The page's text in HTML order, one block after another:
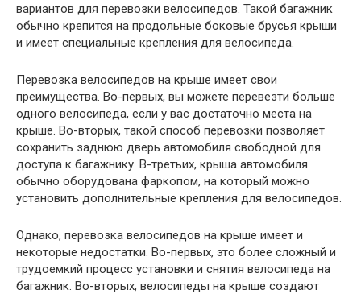
вариантов для перевозки велосипедов. Такой багажник
обычно крепится на продольные боковые брусья крыши
и имеет специальные крепления для велосипеда.
Перевозка велосипедов на крыше имеет свои
преимущества. Во-первых, вы можете перевезти больше
одного велосипеда, если у вас достаточно места на
крыше. Во-вторых, такой способ перевозки позволяет
сохранить заднюю дверь автомобиля свободной для
доступа к багажнику. В-третьих, крыша автомобиля
обычно оборудована фаркопом, на который можно
установить дополнительные крепления для велосипедов.
Однако, перевозка велосипедов на крыше имеет и
некоторые недостатки. Во-первых, это более сложный и
трудоемкий процесс установки и снятия велосипеда на
багажник. Во-вторых, велосипеды на крыше создают